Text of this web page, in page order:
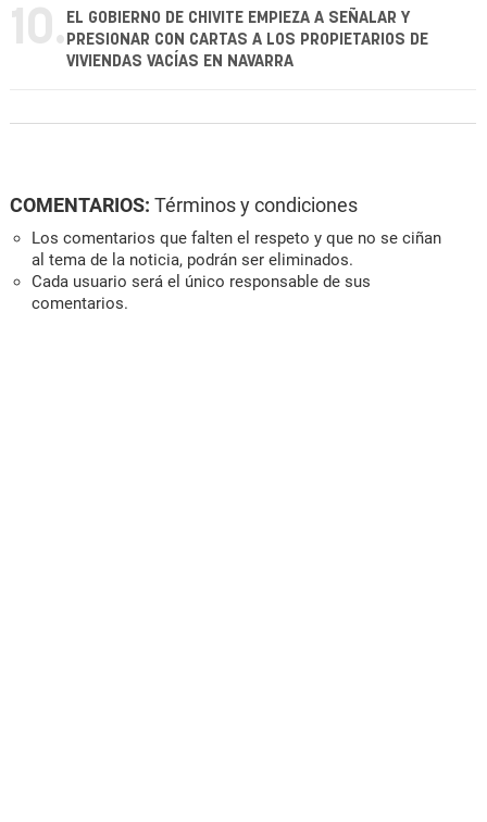
10. EL GOBIERNO DE CHIVITE EMPIEZA A SEÑALAR Y
PRESIONAR CON CARTAS A LOS PROPIETARIOS DE
VIVIENDAS VACÍAS EN NAVARRA
COMENTARIOS: Términos y condiciones
Los comentarios que falten el respeto y que no se ciñan
al tema de la noticia, podrán ser eliminados.
Cada usuario será el único responsable de sus
comentarios.